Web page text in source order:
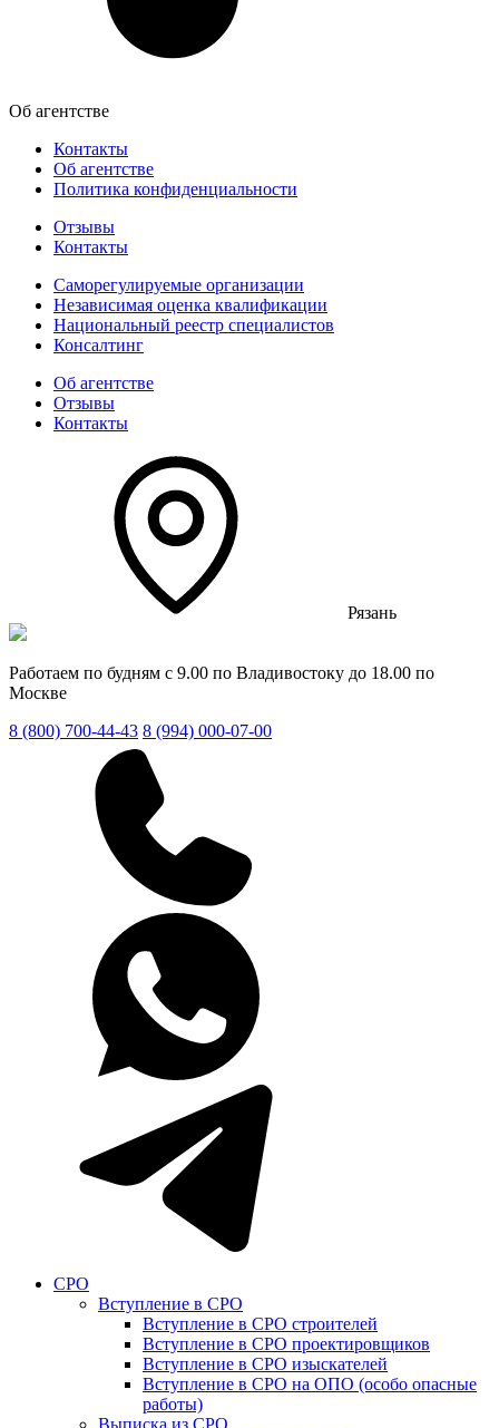
Об агентстве
Контакты
Об агентстве
Политика конфиденциальности
Отзывы
Контакты
Саморегулируемые организации
Независимая оценка квалификации
Национальный реестр специалистов
Консалтинг
Об агентстве
Отзывы
Контакты
Рязань
Работаем по будням с 9.00 по Владивостоку до 18.00 по
Москве
8 (800) 700-44-43 8 (994) 000-07-00
СРО
Вступление в СРО
Вступление в СРО строителей
Вступление в СРО проектировщиков
Вступление в СРО изыскателей
Вступление в СРО на ОПО (особо опасные
работы)
Выписка из СРО